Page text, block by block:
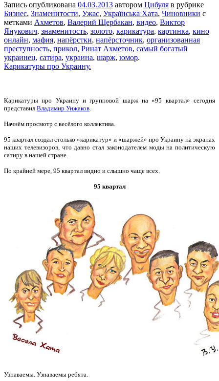
Запись опубликована 04.03.2013 автором Цибуля в рубрике
Бизнес, Знаменитости, Ужас, Українська Хата, Чиновники с
метками Ахметов, Валерий Щербакан, видео, Виктор
Янукович, знаменитость, золото, карикатура, картинка, кино
онлайн, мафия, напёрстки, напёрсточник, организованная
преступность, прикол, Ринат Ахметов, самый богатый
украинец, сатира, украина, шарж, юмор.
Карикатуры про Украину.
Карикатуры про Украину и групповой шарж на «95 квартал» сегодня
представил Владимир Унжаков
Начнём просмотр с весёлого коллектива.
95 квартал создал столько «карикатур» и «шаржей» про Украину на экранах
наших телевизоров, что давно стал законодателем моды на политическую
сатиру в нашей стране.
По крайней мере, 95 квартал видно и слышно чаще всех.
95 квартал
Узнаваемы. Узнаваемы ребята.